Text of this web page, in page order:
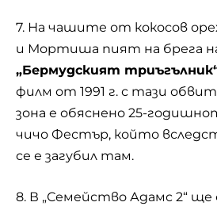
7. На чашите от кокосов
и Мортиша пият на брега
„Бермудският
филм от 1991 г. с тази
зона е обяснено 25-
чичо Фестър, който
се е загубил там.
8. В „Семейство Адамс 2“ ще